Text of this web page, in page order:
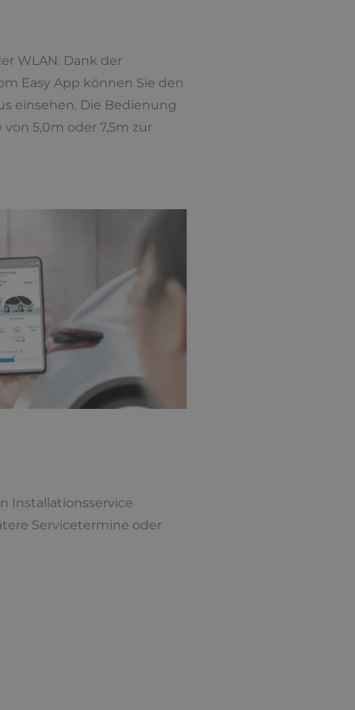
WLAN. Dank der
Easy App können Sie den
einsehen. Die Bedienung
5,0m oder 7,5m zur
Installationsservice
Servicetermine oder